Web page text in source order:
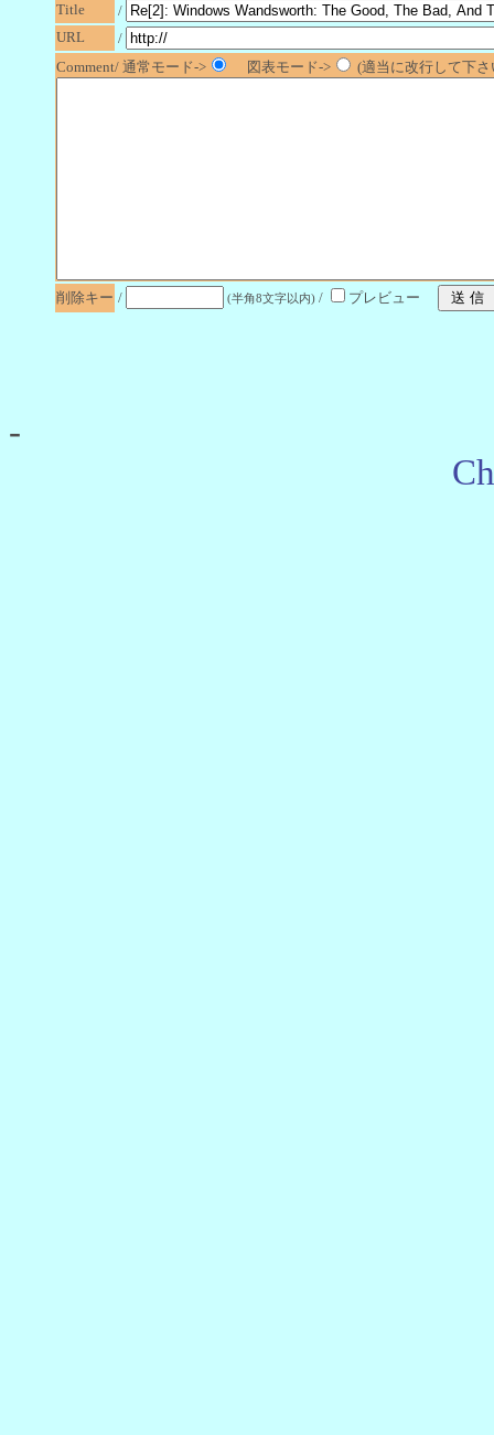
Title
/
URL
/
Comment/ 通常モード->
図表モード-> (適当に改行して下
削除キー / (半角8文字以内) / プレビュー
-